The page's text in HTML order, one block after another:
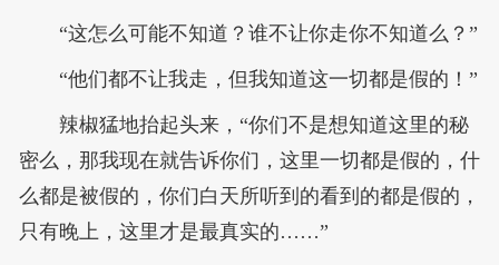
“这怎么可能不知道？谁不让你走你不知道么？”
“他们都不让我走，但我知道这一切都是假的！”
辣椒猛地抬起头来，“你们不是想知道这里的秘
密么，那我现在就告诉你们，这里一切都是假的，什
么都是被假的，你们白天所听到的看到的都是假的，
只有晚上，这里才是最真实的……”